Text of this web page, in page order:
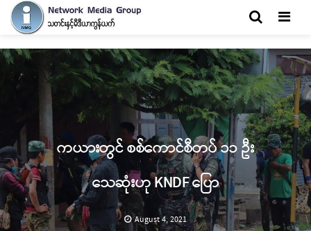
ကယားတွင် စစ်ကောင်စီတပ် ၁၁ ဦး
သေဆုံးဟု KNDF ပြော
August 4, 2021